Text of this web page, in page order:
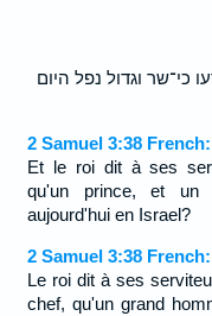
כי־שר וגדול נפל היום
2 Samuel 3:38
Et le roi dit à ses
qu'un prince, et un
aujourd'hui en Israel?
2 Samuel 3:38
Le roi dit à ses
chef, qu'un grand